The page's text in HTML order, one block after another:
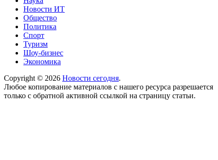
Новости ИТ
Общество
Политика
Спорт
Туризм
Шоу-бизнес
Экономика
Copyright © 2026 Новости сегодня.
Любое копирование материалов с нашего ресурса разрешается
только с обратной активной ссылкой на страницу статьи.